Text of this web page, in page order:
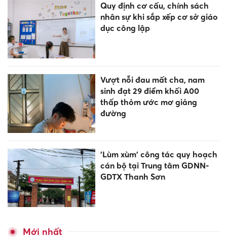
Quy định cơ cấu, chính sách
nhân sự khi sắp xếp cơ sở giáo
dục công lập
Vượt nỗi đau mất cha, nam
sinh đạt 29 điểm khối A00
thấp thỏm ước mơ giảng
đường
'Lùm xùm' công tác quy hoạch
cán bộ tại Trung tâm GDNN-
GDTX Thanh Sơn
Mới nhất